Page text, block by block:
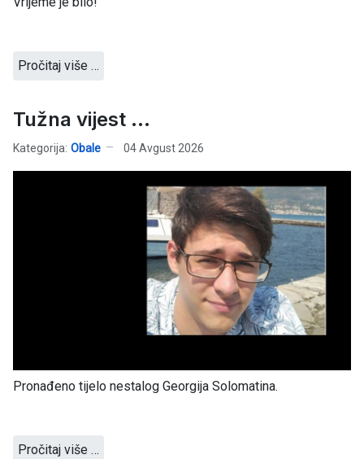
Pročitaj više …
Tužna vijest ...
Kategorija: Obale 04 Avgust 2026
Pronađeno tijelo nestalog Georgija Solomatina.
Pročitaj više …